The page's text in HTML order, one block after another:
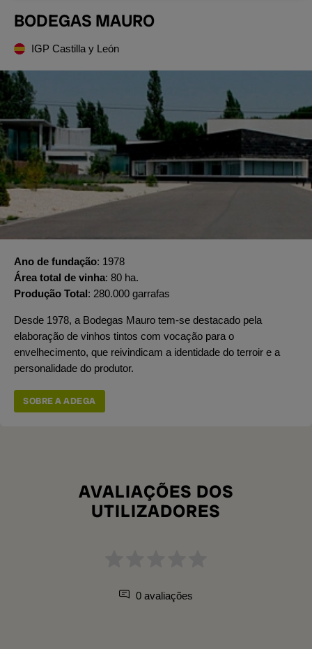
BODEGAS MAURO
IGP Castilla y León
Ano de fundação 1978
Área total de vinha 80 ha.
Produção Total 280.000 garrafas
Desde 1978, a Bodegas Mauro tem-se destacado pela
elaboração de vinhos tintos com vocação para o
envelhecimento, que reivindicam a identidade do terroir e a
personalidade do produtor.
SOBRE A ADEGA
AVALIAÇÕES DOS
UTILIZADORES
0 avaliações